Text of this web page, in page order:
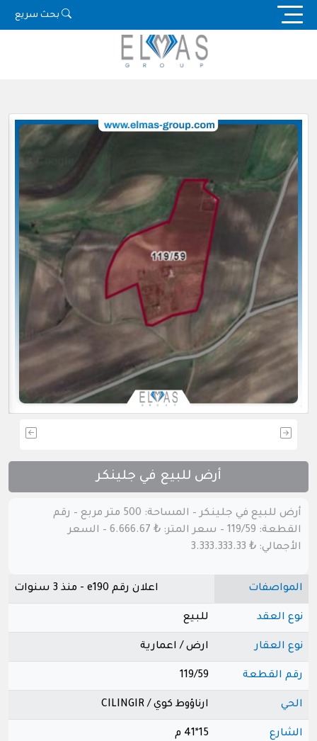
Skip
بحث سريع
أرض للبيع في جلينكر
أرض للبيع في جلينكر – المساحة: 500 متر مربع – رقم
القطعة: 119/59 – سعر المتر: ₺ 6.666.67 – السعر
الأجمالي: ₺ 3.333.333.33
المواصفات اعلان رقم e190 - منذ 3 سنوات
نوع العقد للبيع
نوع العقار ارض / اعمارية
رقم القطعة 119/59
الحي ارناؤوط كوي / CILINGIR
الشارع 15*41 م